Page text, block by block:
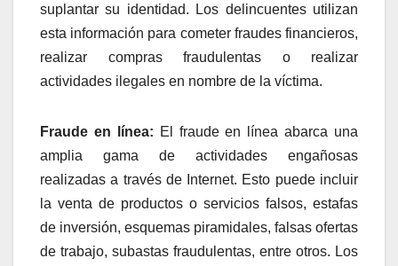
suplantar su identidad. Los delincuentes utilizan
esta información para cometer fraudes financieros,
realizar compras fraudulentas o realizar
actividades ilegales en nombre de la víctima.
Fraude en línea: El fraude en línea abarca una
amplia gama de actividades engañosas
realizadas a través de Internet. Esto puede incluir
la venta de productos o servicios falsos, estafas
de inversión, esquemas piramidales, falsas ofertas
de trabajo, subastas fraudulentas, entre otros. Los